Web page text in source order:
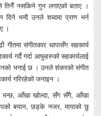
नसकिने गुन लगाएको बताए ।
दिने भन्दै उनले शब्दमा प्राण भर्न
।
संगीतकार थापासँग सहकार्य
गर्दै गर्दा आफुहरुको सहकार्यलाई
उनको भनाई छ । उनले शंकरको संगीत
गरिरहेको जनाइन ।
भन्छ, आँखा खोल्दा, सँग सँगै, आँखा
रुपको बयान, छड्के नजर, मायाको छु